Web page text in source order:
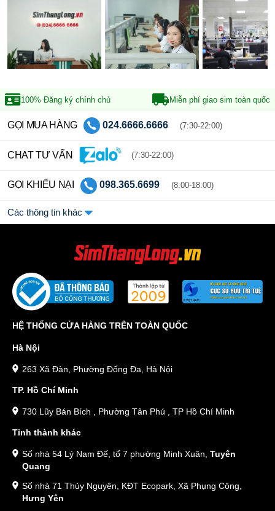
100% Đăng ký chính chủ Miễn phí giao sim toàn quốc
GỌI MUA HÀNG 024.6666.6666 (7:30-22:00)
CHAT TƯ VẤN (7:30-22:00)
GỌI KHIẾU NẠI 098.365.6699 (8:00-18:00)
Các thông tin khác
HỆ THỐNG CỬA HÀNG TRÊN TOÀN QUỐC
Hà Nội
263 Xã Đàn, Phường Đống Đa, Hà Nội
TP. Hồ Chí Minh
730 Lũy Bán Bích , Phường Tân Phú , TP Hồ Chí Minh
Tỉnh thành khác
Số nhà 54 Lý Nam Đế, tổ 7 phường Minh Xuân, Tuyên
Quang
Số nhà 71 Thủy Nguyên, KĐT Ecopark, Xã Phụng Công,
Hưng Yên